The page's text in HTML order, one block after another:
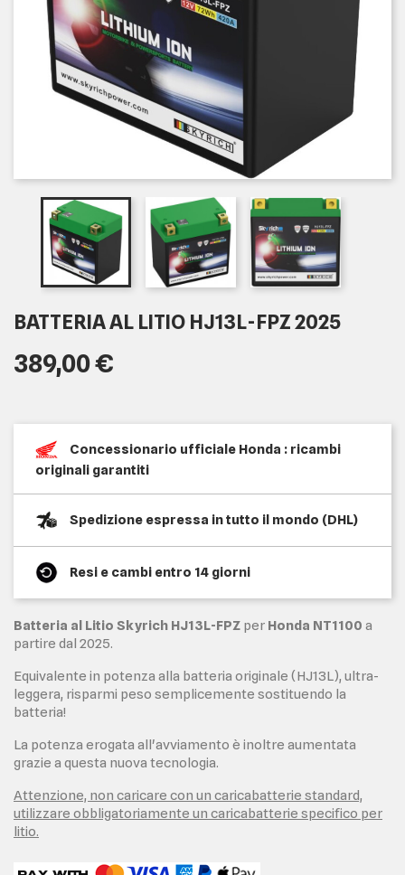
BATTERIA AL LITIO HJ13L-FPZ 2025
389,00 €
Concessionario ufficiale Honda : ricambi
originali garantiti
Spedizione espressa in tutto il mondo (DHL)
Resi e cambi entro 14 giorni
Batteria al Litio Skyrich HJ13L-FPZ per Honda NT1100 a
partire dal 2025.
Equivalente in potenza alla batteria originale (HJ13L), ultra-
leggera, risparmi peso semplicemente sostituendo la
batteria!
La potenza erogata all'avviamento è inoltre aumentata
grazie a questa nuova tecnologia.
Attenzione, non caricare con un caricabatterie standard,
utilizzare obbligatoriamente un caricabatterie specifico per
litio.